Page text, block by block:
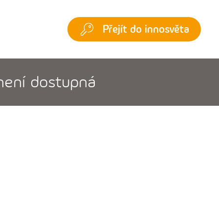
Přejít do innosvěta
dostupná